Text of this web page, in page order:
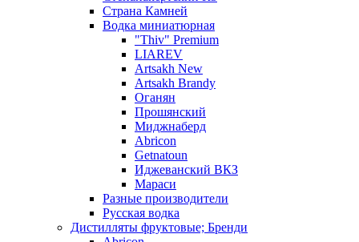
Страна Камней
Водка миниатюрная
"Thiv" Premium
LIAREV
Artsakh New
Artsakh Brandy
Оганян
Прошянский
Миджнаберд
Abricon
Getnatoun
Иджеванский ВКЗ
Мараси
Разные производители
Русская водка
Дистилляты фруктовые; Бренди